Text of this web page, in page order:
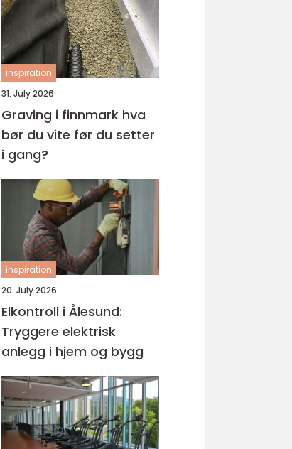
inspiration
31. July 2026
Graving i finnmark hva
bør du vite før du setter
i gang?
inspiration
20. July 2026
Elkontroll i Ålesund:
Tryggere elektrisk
anlegg i hjem og bygg